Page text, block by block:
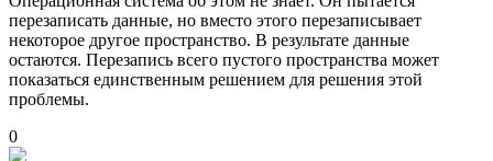
перезаписать данные, но вместо этого перезаписывает
некоторое другое пространство. В результате данные
остаются. Перезапись всего пустого пространства может
показаться единственным решением для решения этой
проблемы.
0